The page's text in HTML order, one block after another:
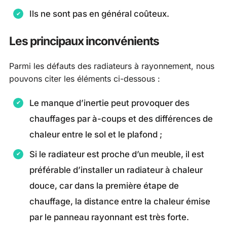
Ils ne sont pas en général coûteux.
Les principaux inconvénients
Parmi les défauts des radiateurs à rayonnement, nous
pouvons citer les éléments ci-dessous :
Le manque d’inertie peut provoquer des
chauffages par à-coups et des différences de
chaleur entre le sol et le plafond ;
Si le radiateur est proche d’un meuble, il est
préférable d’installer un radiateur à chaleur
douce, car dans la première étape de
chauffage, la distance entre la chaleur émise
par le panneau rayonnant est très forte.